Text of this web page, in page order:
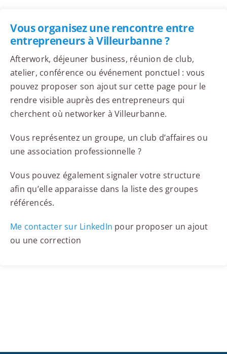
Vous organisez une rencontre entre
entrepreneurs à Villeurbanne ?
Afterwork, déjeuner business, réunion de club,
atelier, conférence ou événement ponctuel : vous
pouvez proposer son ajout sur cette page pour le
rendre visible auprès des entrepreneurs qui
cherchent où networker à Villeurbanne.
Vous représentez un groupe, un club d’affaires ou
une association professionnelle ?
Vous pouvez également signaler votre structure
afin qu’elle apparaisse dans la liste des groupes
référencés.
Me contacter sur LinkedIn pour proposer un ajout
ou une correction